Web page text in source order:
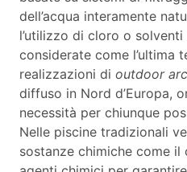
dell’acqua interamente
l’utilizzo di cloro o
considerate come l’ultima
realizzazioni di outdoor
diffuso in Nord d’Europa,
necessità per chiunque
Nelle piscine tradizionali
sostanze chimiche come